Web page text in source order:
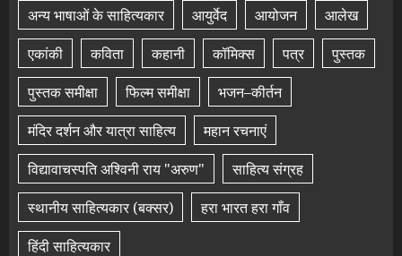
अन्य भाषाओं के साहित्यकार आयुर्वेद आयोजन
आलेख
एकांकी
कविता कहानी कॉमिक्स पत्र
पुस्तक
पुस्तक समीक्षा
फिल्म समीक्षा
भजन–कीर्तन
मंदिर दर्शन और यात्रा साहित्य
महान रचनाएं
विद्यावाचस्पति अश्विनी राय "अरुण"
साहित्य संग्रह
स्थानीय साहित्यकार (बक्सर)
हरा भारत हरा गाँव
हिंदी साहित्यकार